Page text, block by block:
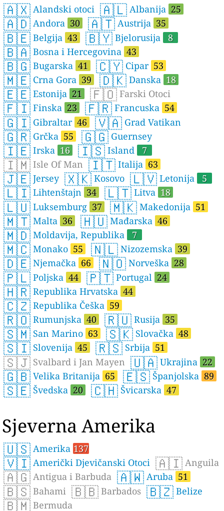
🇦🇽 Alandski otoci 🇦🇱 Albanija 25
🇦🇩 Andora 30 🇦🇹 Austrija 35
🇧🇪 Belgija 43 🇧🇾 Bjelorusija 8
🇧🇦 Bosna i Hercegovina 43
🇧🇬 Bugarska 41 🇨🇾 Cipar 53
🇲🇪 Crna Gora 39 🇩🇰 Danska 18
🇪🇪 Estonija 21 🇫🇴 Farski Otoci
🇫🇮 Finska 23 🇫🇷 Francuska 54
🇬🇮 Gibraltar 46 🇻🇦 Grad Vatikan
🇬🇷 Grčka 55 🇬🇬 Guernsey
🇮🇪 Irska 16 🇮🇸 Island 7
🇮🇲 Isle Of Man 🇮🇹 Italija 63
🇯🇪 Jersey 🇽🇰 Kosovo 🇱🇻 Letonija 5
🇱🇮 Lihtenštajn 34 🇱🇹 Litva 18
🇱🇺 Luksemburg 37 🇲🇰 Makedonija 51
🇲🇹 Malta 36 🇭🇺 Mađarska 46
🇲🇩 Moldavija, Republika 7
🇲🇨 Monako 55 🇳🇱 Nizozemska 39
🇩🇪 Njemačka 66 🇳🇴 Norveška 28
🇵🇱 Poljska 44 🇵🇹 Portugal 24
🇭🇷 Republika Hrvatska 44
🇨🇿 Republika Češka 59
🇷🇴 Rumunjska 40 🇷🇺 Rusija 35
🇸🇲 San Marino 63 🇸🇰 Slovačka 48
🇸🇮 Slovenija 45 🇷🇸 Srbija 51
🇸🇯 Svalbard i Jan Mayen 🇺🇦 Ukrajina 22
🇬🇧 Velika Britanija 65 🇪🇸 Španjolska 89
🇸🇪 Švedska 20 🇨🇭 Švicarska 47
Sjeverna Amerika
🇺🇸 Amerika 137
🇻🇮 Američki Djevičanski Otoci 🇦🇮 Anguila
🇦🇬 Antigua i Barbuda 🇦🇼 Aruba 51
🇧🇸 Bahami 🇧🇧 Barbados 🇧🇿 Belize
🇧🇲 Bermuda